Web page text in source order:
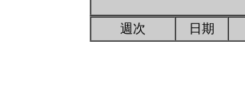
週次 日期